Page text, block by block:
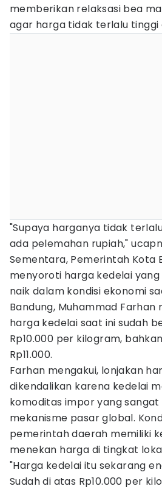
memberikan relaksasi bea
agar harga tidak terlalu tinggi
"Supaya harganya tidak
ada pelemahan rupiah,"
Sementara, Pemerintah Kota
menyoroti harga kedelai
naik dalam kondisi ekonomi
Bandung, Muhammad Farhan
harga kedelai saat ini sudah
Rp10.000 per kilogram,
Rp11.000.
Farhan mengakui, lonjakan
dikendalikan karena kedelai
komoditas impor yang
mekanisme pasar global.
pemerintah daerah memiliki
menekan harga di tingkat
"Harga kedelai itu sekarang
Sudah di atas Rp10.000 per